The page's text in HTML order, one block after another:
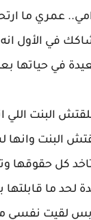
عمري ما
في الأول
في
البنت اللي
البنت وانها
كل
ما
لقيت نفسي من